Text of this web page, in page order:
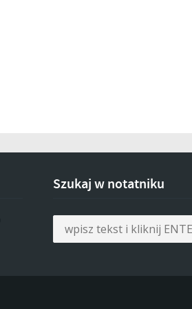
Szukaj w notatniku